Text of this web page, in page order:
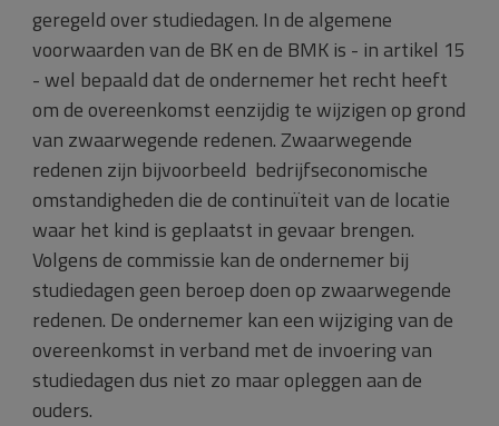
geregeld over studiedagen. In de algemene
voorwaarden van de BK en de BMK is - in artikel 15
- wel bepaald dat de ondernemer het recht heeft
om de overeenkomst eenzijdig te wijzigen op grond
van zwaarwegende redenen. Zwaarwegende
redenen zijn bijvoorbeeld bedrijfseconomische
omstandigheden die de continuïteit van de locatie
waar het kind is geplaatst in gevaar brengen.
Volgens de commissie kan de ondernemer bij
studiedagen geen beroep doen op zwaarwegende
redenen. De ondernemer kan een wijziging van de
overeenkomst in verband met de invoering van
studiedagen dus niet zo maar opleggen aan de
ouders.